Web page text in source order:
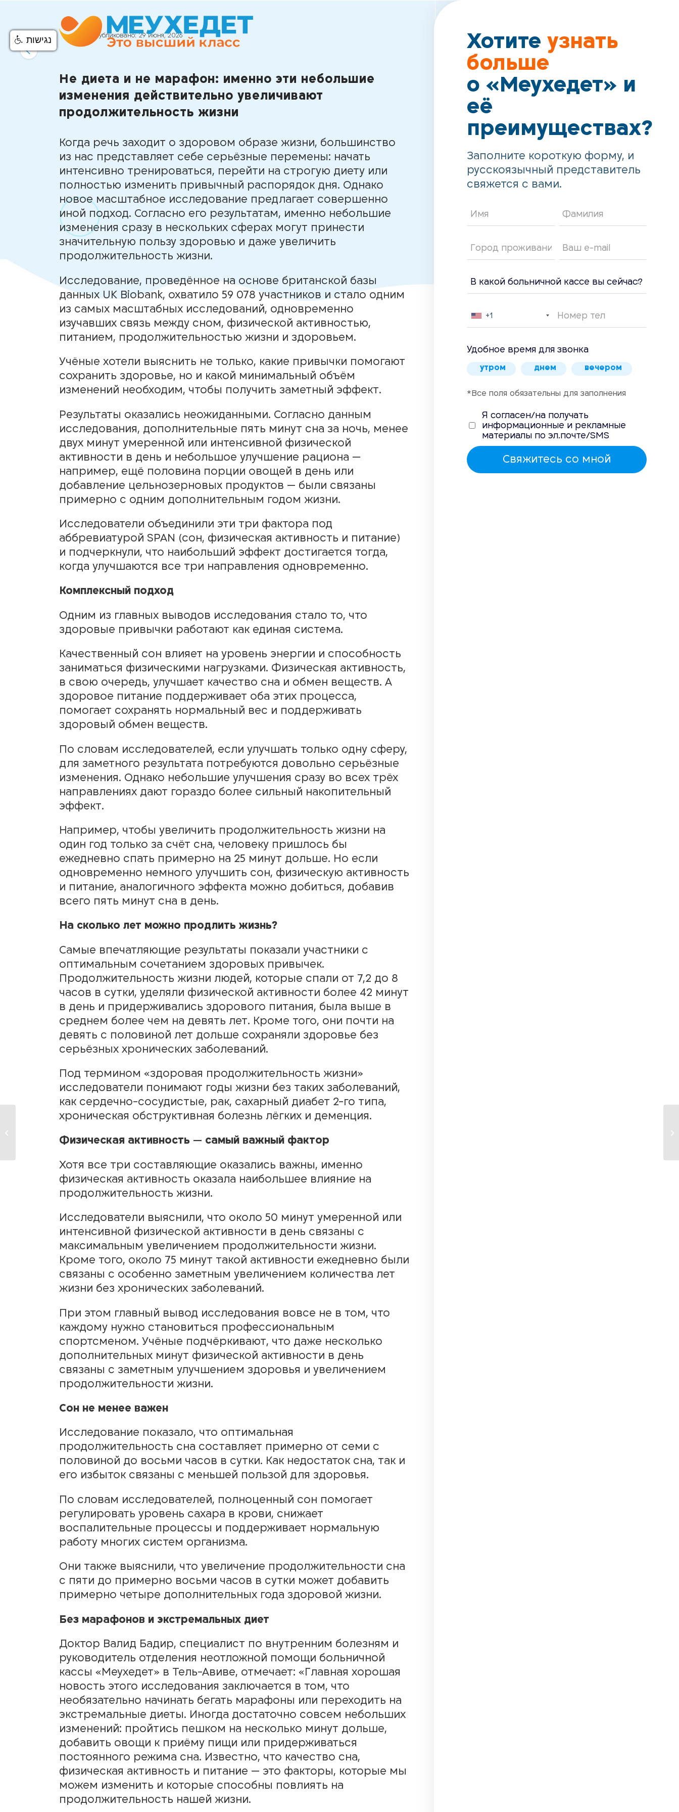
Опубликовано: 29 июня, 2026
Не диета и не марафон: именно эти небольшие
изменения действительно увеличивают
продолжительность жизни
Когда речь заходит о здоровом образе жизни, большинство
из нас представляет себе серьёзные перемены: начать
интенсивно тренироваться, перейти на строгую диету или
полностью изменить привычный распорядок дня. Однако
новое масштабное исследование предлагает совершенно
иной подход. Согласно его результатам, именно небольшие
изменения сразу в нескольких сферах могут принести
значительную пользу здоровью и даже увеличить
продолжительность жизни.
Исследование, проведённое на основе британской базы
данных UK Biobank, охватило 59 078 участников и стало одним
из самых масштабных исследований, одновременно
изучавших связь между сном, физической активностью,
питанием, продолжительностью жизни и здоровьем.
Учёные хотели выяснить не только, какие привычки помогают
сохранить здоровье, но и какой минимальный объём
изменений необходим, чтобы получить заметный эффект.
Результаты оказались неожиданными. Согласно данным
исследования, дополнительные пять минут сна за ночь, менее
двух минут умеренной или интенсивной физической
активности в день и небольшое улучшение рациона —
например, ещё половина порции овощей в день или
добавление цельнозерновых продуктов — были связаны
примерно с одним дополнительным годом жизни.
Исследователи объединили эти три фактора под
аббревиатурой SPAN (сон, физическая активность и питание)
и подчеркнули, что наибольший эффект достигается тогда,
когда улучшаются все три направления одновременно.
Комплексный подход
Одним из главных выводов исследования стало то, что
здоровые привычки работают как единая система.
Качественный сон влияет на уровень энергии и способность
заниматься физическими нагрузками. Физическая активность,
в свою очередь, улучшает качество сна и обмен веществ. А
здоровое питание поддерживает оба этих процесса,
помогает сохранять нормальный вес и поддерживать
здоровый обмен веществ.
По словам исследователей, если улучшать только одну сферу,
для заметного результата потребуются довольно серьёзные
изменения. Однако небольшие улучшения сразу во всех трёх
направлениях дают гораздо более сильный накопительный
эффект.
Например, чтобы увеличить продолжительность жизни на
один год только за счёт сна, человеку пришлось бы
ежедневно спать примерно на 25 минут дольше. Но если
одновременно немного улучшить сон, физическую активность
и питание, аналогичного эффекта можно добиться, добавив
всего пять минут сна в день.
На сколько лет можно продлить жизнь?
Самые впечатляющие результаты показали участники с
оптимальным сочетанием здоровых привычек.
Продолжительность жизни людей, которые спали от 7,2 до 8
часов в сутки, уделяли физической активности более 42 минут
в день и придерживались здорового питания, была выше в
среднем более чем на девять лет. Кроме того, они почти на
девять с половиной лет дольше сохраняли здоровье без
серьёзных хронических заболеваний.
Под термином «здоровая продолжительность жизни»
исследователи понимают годы жизни без таких заболеваний,
как сердечно-сосудистые, рак, сахарный диабет 2-го типа,
хроническая обструктивная болезнь лёгких и деменция.
Физическая активность — самый важный фактор
Хотя все три составляющие оказались важны, именно
физическая активность оказала наибольшее влияние на
продолжительность жизни.
Исследователи выяснили, что около 50 минут умеренной или
интенсивной физической активности в день связаны с
максимальным увеличением продолжительности жизни.
Кроме того, около 75 минут такой активности ежедневно были
связаны с особенно заметным увеличением количества лет
жизни без хронических заболеваний.
При этом главный вывод исследования вовсе не в том, что
каждому нужно становиться профессиональным
спортсменом. Учёные подчёркивают, что даже несколько
дополнительных минут физической активности в день
связаны с заметным улучшением здоровья и увеличением
продолжительности жизни.
Сон не менее важен
Исследование показало, что оптимальная
продолжительность сна составляет примерно от семи с
половиной до восьми часов в сутки. Как недостаток сна, так и
его избыток связаны с меньшей пользой для здоровья.
По словам исследователей, полноценный сон помогает
регулировать уровень сахара в крови, снижает
воспалительные процессы и поддерживает нормальную
работу многих систем организма.
Они также выяснили, что увеличение продолжительности сна
с пяти до примерно восьми часов в сутки может добавить
примерно четыре дополнительных года здоровой жизни.
Без марафонов и экстремальных диет
Доктор Валид Бадир, специалист по внутренним болезням и
руководитель отделения неотложной помощи больничной
кассы «Меухедет» в Тель-Авиве, отмечает: «Главная хорошая
новость этого исследования заключается в том, что
необязательно начинать бегать марафоны или переходить на
экстремальные диеты. Иногда достаточно совсем небольших
изменений: пройтись пешком на несколько минут дольше,
добавить овощи к приёму пищи или придерживаться
постоянного режима сна. Известно, что качество сна,
физическая активность и питание — это факторы, которые мы
можем изменить и которые способны повлиять на
продолжительность нашей жизни.
Хотитеузнать
больше
о «Меухедет» и
её
преимуществах?
Заполните короткую форму, и
русскоязычный представитель
свяжется с вами.
+1
Удобное время для звонка
утром днем вечером
*Все поля обязательны для заполнения
Я согласен/на получать
информационные и рекламные
материалы по эл.почте/SMS
современных детей
נגישות